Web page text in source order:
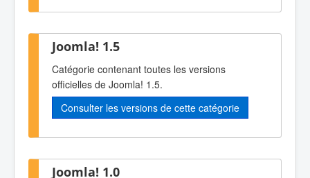
Joomla! 1.5
Catégorie contenant toutes les versions
officielles de Joomla! 1.5.
Consulter les versions de cette catégorie
Joomla! 1.0